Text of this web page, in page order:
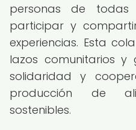
personas de
participar y
experiencias. Esta
lazos comunitarios
solidaridad y
producción de
sostenibles.